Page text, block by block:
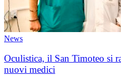
News
Oculistica, il San Timoteo si
nuovi medici